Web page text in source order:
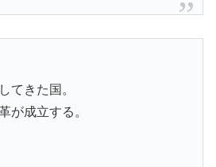
てきた国。
が成立する。